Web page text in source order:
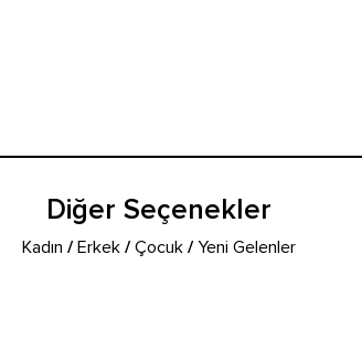
Diğer Seçenekler
Kadın /Erkek /Çocuk /Yeni Gelenler